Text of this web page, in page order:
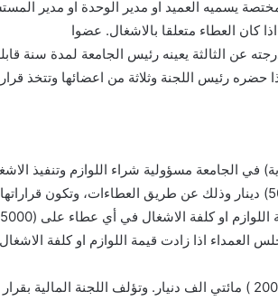
حضره رئيس اللجنة وثلاثة من اعضائها وتتخذ
في الجامعة مسؤولية شراء اللوازم وتنفيذ